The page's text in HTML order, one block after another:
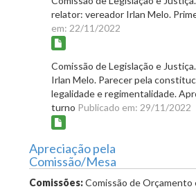
relator: vereador Irlan Melo.
em: 22/11/2022
Comissão de Legislação e
Irlan Melo. Parecer pela
legalidade e regimentalidade.
turno Publicado em: 29/11/2022
Apreciação pela
Comissão/Mesa
Comissões:Comissão de Orçamento